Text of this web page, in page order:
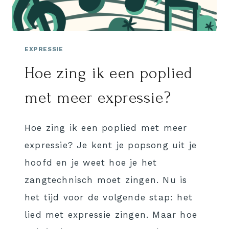
EXPRESSIE
Hoe zing ik een poplied
met meer expressie?
Hoe zing ik een poplied met meer
expressie? Je kent je popsong uit je
hoofd en je weet hoe je het
zangtechnisch moet zingen. Nu is
het tijd voor de volgende stap: het
lied met expressie zingen. Maar hoe